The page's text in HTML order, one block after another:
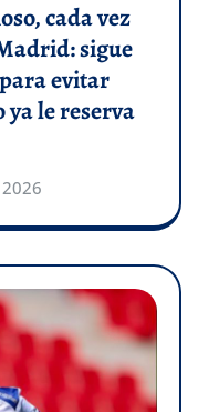
cada vez
sigue
evitar
le reserva